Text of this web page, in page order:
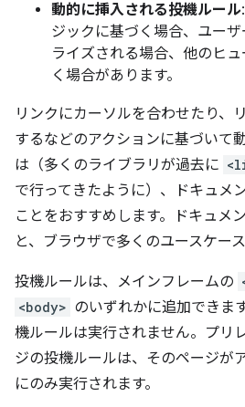
動的に挿入される投機ルール
ジックに基づく場合、ユー
ライズされる場合、他のヒ
く場合があります。
リンクにカーソルを合わせたり、
するなどのアクションに基づいて
は（多くのライブラリが過去に
で行ってきたように）、ドキュメ
ことをおすすめします。ドキュメ
と、ブラウザで多くのユースケー
投機ルールは、メインフレームの
<body> のいずれかに追加できま
機ルールは実行されません。プリ
ジの投機ルールは、そのページが
にのみ実行されます。